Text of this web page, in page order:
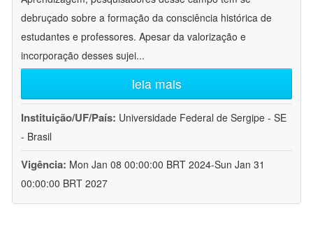
debruçado sobre a formação da consciência histórica de
estudantes e professores. Apesar da valorização e
incorporação desses sujei...
leia mais
Instituição/UF/País: Universidade Federal de Sergipe - SE
- Brasil
Vigência: Mon Jan 08 00:00:00 BRT 2024-Sun Jan 31
00:00:00 BRT 2027